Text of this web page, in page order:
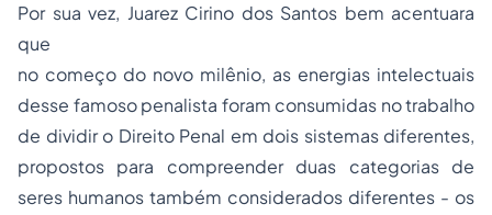
Por sua vez, Juarez Cirino dos Santos bem acentuara
que
no começo do novo milênio, as energias intelectuais
desse famoso penalista foram consumidas no trabalho
de dividir o Direito Penal em dois sistemas diferentes,
propostos para compreender duas categorias de
seres humanos também considerados diferentes - os